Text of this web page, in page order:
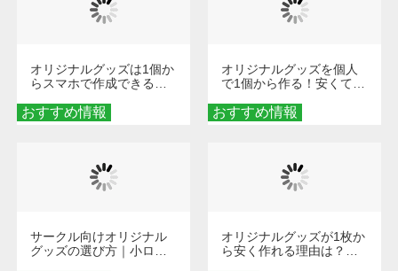
おすすめ情報
オリジナルグッズは1個か
らスマホで作成できる！
くなる巾着＆ポーチ活用
術
おすすめ情報
オリジナルグッズを個人
で1個から作る！安くて簡
秘訣
サークル向けオリジナル
グッズの選び方｜小ロッ
オリジナルグッズが1枚か
ら安く作れる理由は？オ